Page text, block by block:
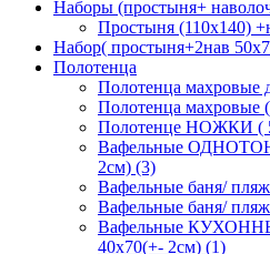
Наборы (простыня+
Простыня (110х140)
Набор( простыня+2нав
Полотенца
Полотенца махровые
Полотенца махровые
Полотенце НОЖКИ (
Вафельные
2см) (3)
Вафельные баня/
Вафельные баня/
Вафельные
40х70(+- 2см) (1)